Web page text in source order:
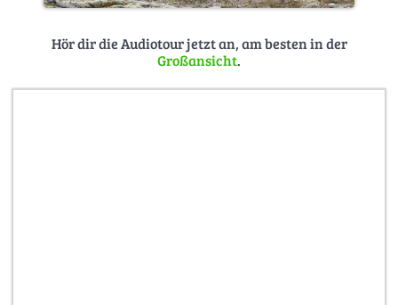
Hör dir die Audiotour jetzt an, am besten in der
Großansicht.